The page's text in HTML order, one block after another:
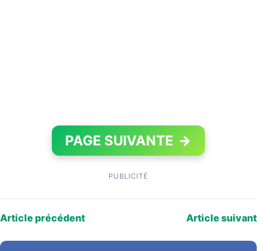
PAGE SUIVANTE →
PUBLICITÉ
Article précédent Article suivant